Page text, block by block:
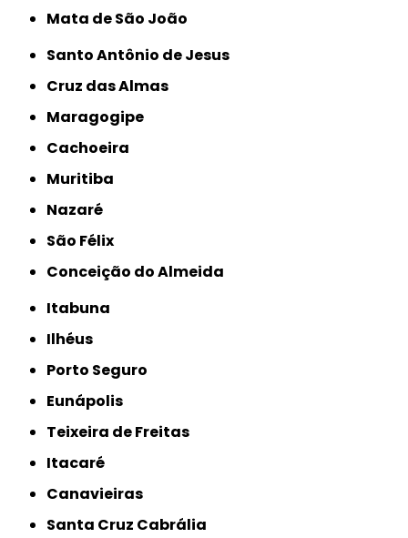
Mata de São João
Santo Antônio de Jesus
Cruz das Almas
Maragogipe
Cachoeira
Muritiba
Nazaré
São Félix
Conceição do Almeida
Itabuna
Ilhéus
Porto Seguro
Eunápolis
Teixeira de Freitas
Itacaré
Canavieiras
Santa Cruz Cabrália